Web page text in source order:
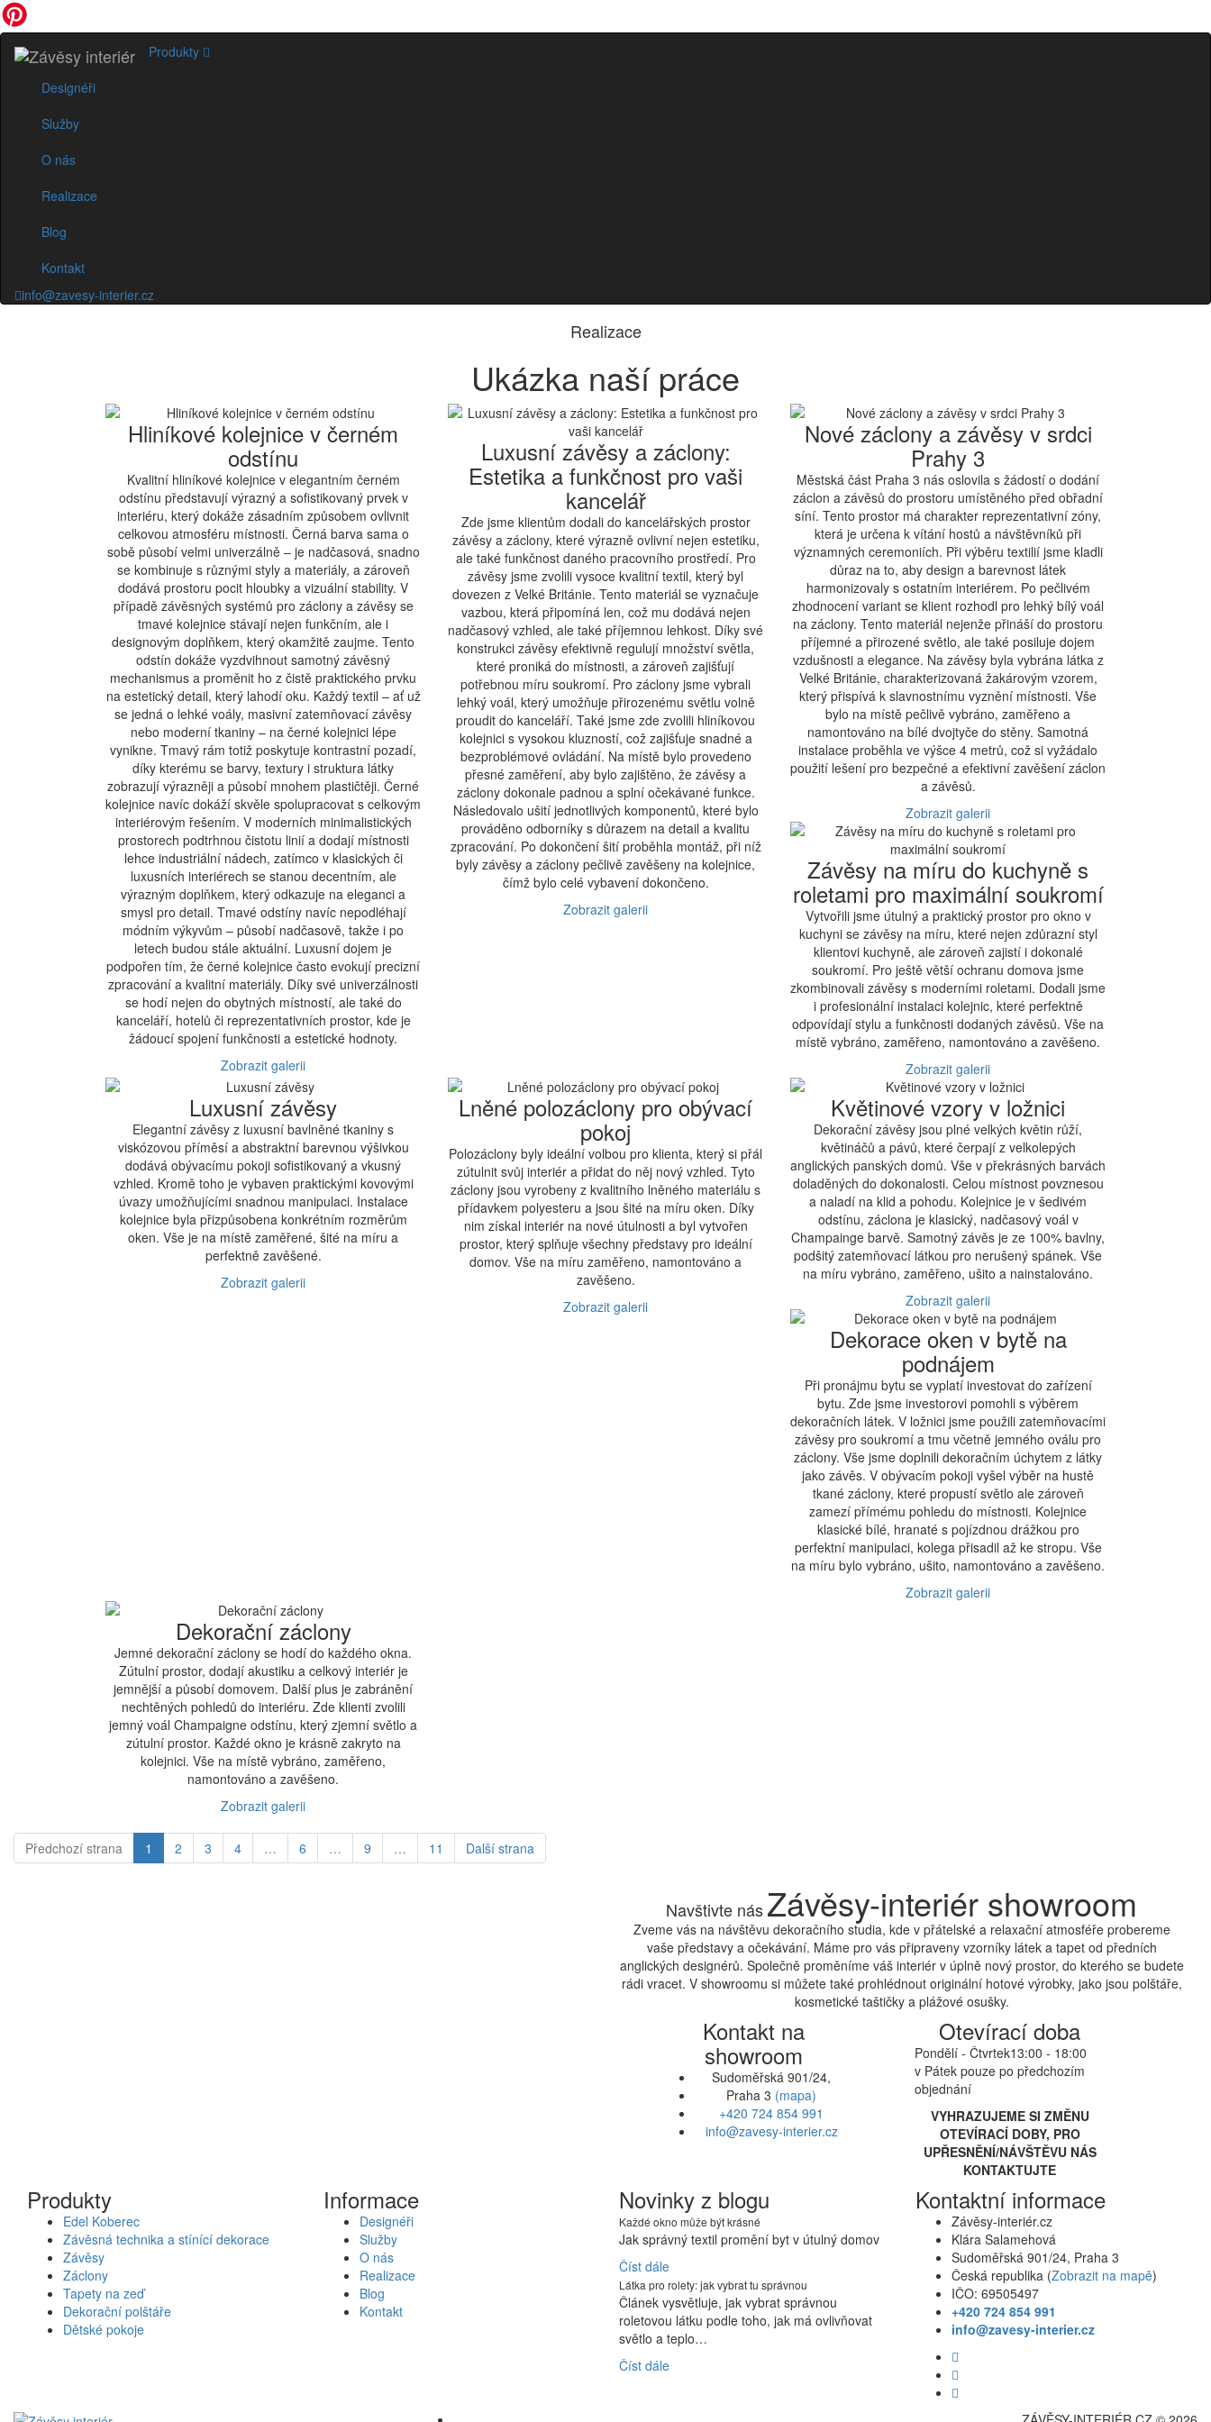
Produkty
Designéři
Služby
O nás
Realizace
Blog
Kontakt
info@zavesy-interier.cz
Realizace
Ukázka naší práce
Hliníkové kolejnice v černém
odstínu
Kvalitní hliníkové kolejnice v elegantním černém
odstínu představují výrazný a sofistikovaný prvek v
interiéru, který dokáže zásadním způsobem ovlivnit
celkovou atmosféru místnosti. Černá barva sama o
sobě působí velmi univerzálně – je nadčasová, snadno
se kombinuje s různými styly a materiály, a zároveň
dodává prostoru pocit hloubky a vizuální stability. V
případě závěsných systémů pro záclony a závěsy se
tmavé kolejnice stávají nejen funkčním, ale i
designovým doplňkem, který okamžitě zaujme. Tento
odstín dokáže vyzdvihnout samotný závěsný
mechanismus a proměnit ho z čistě praktického prvku
na estetický detail, který lahodí oku. Každý textil – ať už
se jedná o lehké voály, masivní zatemňovací závěsy
nebo moderní tkaniny – na černé kolejnici lépe
vynikne. Tmavý rám totiž poskytuje kontrastní pozadí,
díky kterému se barvy, textury i struktura látky
zobrazují výrazněji a působí mnohem plastičtěji. Černé
kolejnice navíc dokáží skvěle spolupracovat s celkovým
interiérovým řešením. V moderních minimalistických
prostorech podtrhnou čistotu linií a dodají místnosti
lehce industriální nádech, zatímco v klasických či
luxusních interiérech se stanou decentním, ale
výrazným doplňkem, který odkazuje na eleganci a
smysl pro detail. Tmavé odstíny navíc nepodléhají
módním výkyvům – působí nadčasově, takže i po
letech budou stále aktuální. Luxusní dojem je
podpořen tím, že černé kolejnice často evokují precizní
zpracování a kvalitní materiály. Díky své univerzálnosti
se hodí nejen do obytných místností, ale také do
kanceláří, hotelů či reprezentativních prostor, kde je
žádoucí spojení funkčnosti a estetické hodnoty.
Zobrazit galerii
Luxusní závěsy a záclony:
Estetika a funkčnost pro vaši
kancelář
Zde jsme klientům dodali do kancelářských prostor
závěsy a záclony, které výrazně ovlivní nejen estetiku,
ale také funkčnost daného pracovního prostředí. Pro
závěsy jsme zvolili vysoce kvalitní textil, který byl
dovezen z Velké Británie. Tento materiál se vyznačuje
vazbou, která připomíná len, což mu dodává nejen
nadčasový vzhled, ale také příjemnou lehkost. Díky své
konstrukci závěsy efektivně regulují množství světla,
které proniká do místnosti, a zároveň zajišťují
potřebnou míru soukromí. Pro záclony jsme vybrali
lehký voál, který umožňuje přirozenému světlu volně
proudit do kanceláří. Také jsme zde zvolili hliníkovou
kolejnici s vysokou kluzností, což zajišťuje snadné a
bezproblémové ovládání. Na místě bylo provedeno
přesné zaměření, aby bylo zajištěno, že závěsy a
záclony dokonale padnou a splní očekávané funkce.
Následovalo ušití jednotlivých komponentů, které bylo
prováděno odborníky s důrazem na detail a kvalitu
zpracování. Po dokončení šití proběhla montáž, při níž
byly závěsy a záclony pečlivě zavěšeny na kolejnice,
čímž bylo celé vybavení dokončeno.
Zobrazit galerii
Nové záclony a závěsy v srdci
Prahy 3
Městská část Praha 3 nás oslovila s žádostí o dodání
záclon a závěsů do prostoru umístěného před obřadní
síní. Tento prostor má charakter reprezentativní zóny,
která je určena k vítání hostů a návštěvníků při
významných ceremoniích. Při výběru textilií jsme kladli
důraz na to, aby design a barevnost látek
harmonizovaly s ostatním interiérem. Po pečlivém
zhodnocení variant se klient rozhodl pro lehký bílý voál
na záclony. Tento materiál nejenže přináší do prostoru
příjemné a přirozené světlo, ale také posiluje dojem
vzdušnosti a elegance. Na závěsy byla vybrána látka z
Velké Británie, charakterizovaná žakárovým vzorem,
který přispívá k slavnostnímu vyznění místnosti. Vše
bylo na místě pečlivě vybráno, zaměřeno a
namontováno na bílé dvojtyče do stěny. Samotná
instalace proběhla ve výšce 4 metrů, což si vyžádalo
použití lešení pro bezpečné a efektivní zavěšení záclon
a závěsů.
Zobrazit galerii
Závěsy na míru do kuchyně s
roletami pro maximální soukromí
Vytvořili jsme útulný a praktický prostor pro okno v
kuchyni se závěsy na míru, které nejen zdůrazní styl
klientovi kuchyně, ale zároveň zajistí i dokonalé
soukromí. Pro ještě větší ochranu domova jsme
zkombinovali závěsy s moderními roletami. Dodali jsme
i profesionální instalaci kolejnic, které perfektně
odpovídají stylu a funkčnosti dodaných závěsů. Vše na
místě vybráno, zaměřeno, namontováno a zavěšeno.
Zobrazit galerii
Luxusní závěsy
Elegantní závěsy z luxusní bavlněné tkaniny s
viskózovou příměsí a abstraktní barevnou výšivkou
dodává obývacímu pokoji sofistikovaný a vkusný
vzhled. Kromě toho je vybaven praktickými kovovými
úvazy umožňujícími snadnou manipulaci. Instalace
kolejnice byla přizpůsobena konkrétním rozměrům
oken. Vše je na místě zaměřené, šité na míru a
perfektně zavěšené.
Zobrazit galerii
Lněné polozáclony pro obývací
pokoj
Polozáclony byly ideální volbou pro klienta, který si přál
zútulnit svůj interiér a přidat do něj nový vzhled. Tyto
záclony jsou vyrobeny z kvalitního lněného materiálu s
přídavkem polyesteru a jsou šité na míru oken. Díky
nim získal interiér na nové útulnosti a byl vytvořen
prostor, který splňuje všechny představy pro ideální
domov. Vše na míru zaměřeno, namontováno a
zavěšeno.
Zobrazit galerii
Květinové vzory v ložnici
Dekorační závěsy jsou plné velkých květin růží,
květináčů a pávů, které čerpají z velkolepých
anglických panských domů. Vše v překrásných barvách
doladěných do dokonalosti. Celou místnost povznesou
a naladí na klid a pohodu. Kolejnice je v šedivém
odstínu, záclona je klasický, nadčasový voál v
Champainge barvě. Samotný závěs je ze 100% bavlny,
podšitý zatemňovací látkou pro nerušený spánek. Vše
na míru vybráno, zaměřeno, ušito a nainstalováno.
Zobrazit galerii
Dekorace oken v bytě na
podnájem
Při pronájmu bytu se vyplatí investovat do zařízení
bytu. Zde jsme investorovi pomohli s výběrem
dekoračních látek. V ložnici jsme použili zatemňovacími
závěsy pro soukromí a tmu včetně jemného oválu pro
záclony. Vše jsme doplnili dekoračním úchytem z látky
jako závěs. V obývacím pokoji vyšel výběr na hustě
tkané záclony, které propustí světlo ale zároveň
zamezí přímému pohledu do místnosti. Kolejnice
klasické bílé, hranaté s pojízdnou drážkou pro
perfektní manipulaci, kolega přisadil až ke stropu. Vše
na míru bylo vybráno, ušito, namontováno a zavěšeno.
Zobrazit galerii
Dekorační záclony
Jemné dekorační záclony se hodí do každého okna.
Zútulní prostor, dodají akustiku a celkový interiér je
jemnější a působí domovem. Další plus je zabránění
nechtěných pohledů do interiéru. Zde klienti zvolili
jemný voál Champaigne odstínu, který zjemní světlo a
zútulní prostor. Každé okno je krásně zakryto na
kolejnici. Vše na místě vybráno, zaměřeno,
namontováno a zavěšeno.
Zobrazit galerii
Předchozí strana 1 2 3 4 … 6 … 9 … 11 Další strana
Navštivte násZávěsy-interiér showroom
Zveme vás na návštěvu dekoračního studia, kde v přátelské a relaxační atmosféře probereme
vaše představy a očekávání. Máme pro vás připraveny vzorníky látek a tapet od předních
anglických designérů. Společně proměníme váš interiér v úplně nový prostor, do kterého se budete
rádi vracet. V showroomu si můžete také prohlédnout originální hotové výrobky, jako jsou polštáře,
kosmetické taštičky a plážové osušky.
Kontakt na
showroom
Sudoměřská 901/24,
Praha 3 (mapa)
+420 724 854 991
info@zavesy-interier.cz
Otevírací doba
Pondělí - Čtvrtek13:00 - 18:00
v Pátek pouze po předchozím
objednání
VYHRAZUJEME SI ZMĚNU
OTEVÍRACÍ DOBY, PRO
UPŘESNĚNÍ/NÁVŠTĚVU NÁS
KONTAKTUJTE
Produkty
Edel Koberec
Závěsná technika a stínící dekorace
Závěsy
Záclony
Tapety na zeď
Dekorační polštáře
Dětské pokoje
Informace
Designéři
Služby
O nás
Realizace
Blog
Kontakt
Novinky z blogu
Každé okno může být krásné
Jak správný textil promění byt v útulný domov
Číst dále
Látka pro rolety: jak vybrat tu správnou
Článek vysvětluje, jak vybrat správnou
roletovou látku podle toho, jak má ovlivňovat
světlo a teplo…
Číst dále
Kontaktní informace
Závěsy-interiér.cz
Klára Salamehová
Sudoměřská 901/24, Praha 3
Česká republika (Zobrazit na mapě)
IČO: 69505497
+420 724 854 991
info@zavesy-interier.cz